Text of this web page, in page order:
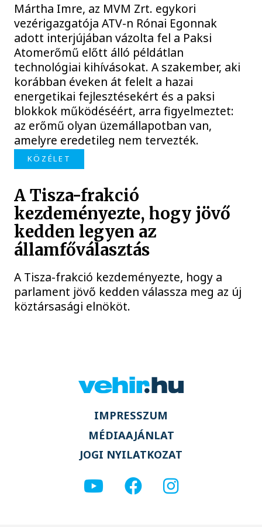
Mártha Imre, az MVM Zrt. egykori
vezérigazgatója ATV-n Rónai Egonnak
adott interjújában vázolta fel a Paksi
Atomerőmű előtt álló példátlan
technológiai kihívásokat. A szakember, aki
korábban éveken át felelt a hazai
energetikai fejlesztésekért és a paksi
blokkok működéséért, arra figyelmeztet:
az erőmű olyan üzemállapotban van,
amelyre eredetileg nem tervezték.
KÖZÉLET
A Tisza-frakció
kezdeményezte, hogy jövő
kedden legyen az
államfőválasztás
A Tisza-frakció kezdeményezte, hogy a
parlament jövő kedden válassza meg az új
köztársasági elnököt.
IMPRESSZUM
MÉDIAAJÁNLAT
JOGI NYILATKOZAT